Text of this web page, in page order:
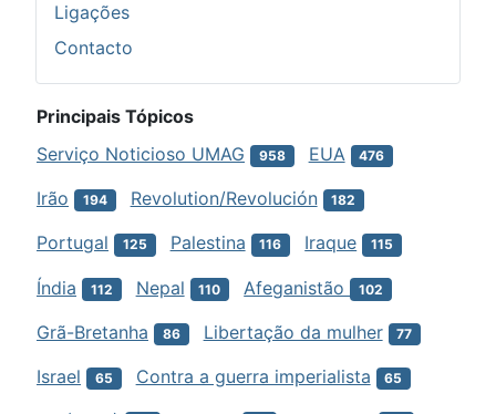
Ligações
Contacto
Principais Tópicos
Serviço Noticioso UMAG
958 EUA 476
Irão 194 Revolution/Revolución 182
Portugal 125 Palestina 116 Iraque 115
Índia 112 Nepal 110 Afeganistão 102
Grã-Bretanha 86 Libertação da mulher 77
Israel 65 Contra a guerra imperialista 65